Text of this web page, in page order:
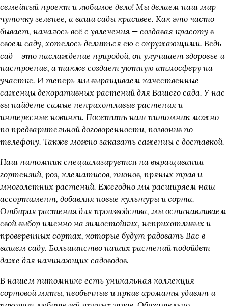
семейный проект и любимое дело! Мы делаем наш мир
чуточку зеленее, а ваши сады красивее. Как это часто
бывает, началось всё с увлечения — создавая красоту в
своем саду, хотелось делиться ею с окружающими. Ведь
сад – это наслаждение природой, он улучшает здоровье и
настроение, а также создает уютную атмосферу на
участке. И теперь мы выращиваем качественные
саженцы декоративных растений для Вашего сада. У нас
вы найдете самые неприхотливые растения и
интересные новинки. Посетить наш питомник можно
по предварительной договоренности, позвонив по
телефону. Также можно заказать саженцы с доставкой.
Наш питомник специализируется на выращивании
гортензий, роз, клематисов, пионов, пряных трав и
многолетних растений. Ежегодно мы расширяем наш
ассортимент, добавляя новые культуры и сорта.
Отбирая растения для производства, мы останавливаем
свой выбор именно на зимостойких, неприхотливых и
проверенных сортах, которые будут радовать Вас в
вашем саду. Большинство наших растений подойдет
даже для начинающих садоводов.
В нашем питомнике есть уникальная коллекция
сортовой мяты, необычные и яркие ароматы удивят и